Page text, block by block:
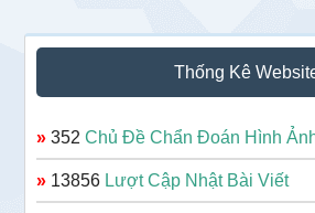
Thống Kê
» 352Chủ Đề Chẩn Đoán Hình
» 13856 Lượt Cập Nhật Bài Viết